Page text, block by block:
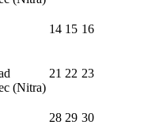
14 15 16
(Nitra)
21 22 23
28 29 30